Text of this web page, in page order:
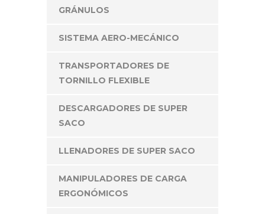
GRÁNULOS
SISTEMA AERO-MECÁNICO
TRANSPORTADORES DE
TORNILLO FLEXIBLE
DESCARGADORES DE SUPER
SACO
LLENADORES DE SUPER SACO
MANIPULADORES DE CARGA
ERGONÓMICOS